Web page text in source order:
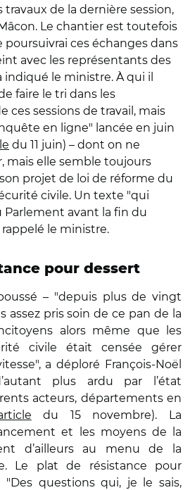
de la dernière session,
Le chantier est toutefois
poursuivrai ces échanges dans
avec les représentants des
indiqué le ministre. À qui il
faire le tri dans les
ces sessions de travail, mais
en ligne" lancée en juin
du 11 juin) – dont on ne
mais elle semble toujours
projet de loi de réforme du
civile. Un texte "qui
Parlement avant la fin du
le ministre.
pour dessert
– "depuis plus de vingt
assez pris soin de ce pan de la
alors même que les
civile était censée gérer
a déploré François-Noël
plus ardu par l’état
acteurs, départements en
du 15 novembre). La
et les moyens de la
d’ailleurs au menu de la
Le plat de résistance pour
"Des questions qui, je le sais,